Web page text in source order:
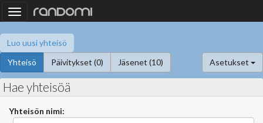
Toggle
navigation
Luo uusi yhteisö
Yhteisö
Päivitykset (0) Jäsenet (10) Asetukset
Hae yhteisöä
Yhteisön nimi: